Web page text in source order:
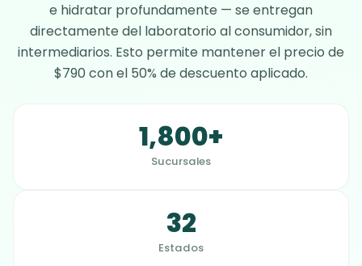
e hidratar profundamente — se entregan
directamente del laboratorio al consumidor, sin
intermediarios. Esto permite mantener el precio de
$790 con el 50% de descuento aplicado.
1,800+
Sucursales
32
Estados